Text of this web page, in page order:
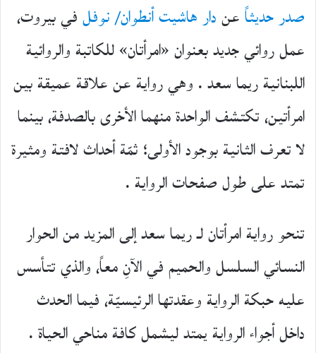
صدر حديثاًعندار هاشيت أنطوان/ نوفلفي بيروت،
عمل روائي جديد بعنوان «امرأتان» للكاتبة والروائية
اللبنانية ريما سعد . وهي رواية عن علاقة عميقة بين
امرأتين، تكتشف الواحدة منهما الأخرى بالصدفة، بينما
لا تعرف الثانية بوجود الأولى؛ ثمّة أحداث لافتة ومثيرة
تمتد على طول صفحات الرواية .
تنحو رواية امرأتان لـ ريما سعد إلى المزيد من الحوار
النسائي السلسل والحميم في الآنِ معاً، والذي تتأسس
عليه حبكة الرواية وعقدتها الرئيسيّة، فيما الحدث
داخل أجواء الرواية يمتد ليشمل كافة مناحي الحياة .